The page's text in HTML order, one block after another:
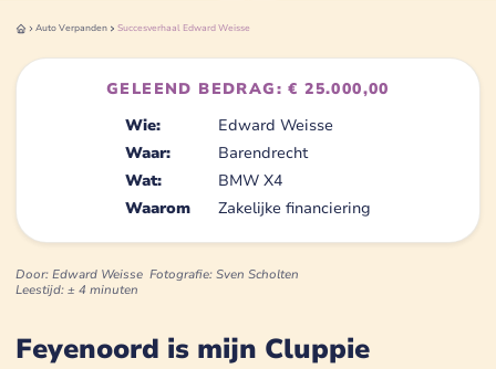
Auto Verpanden Succesverhaal Edward Weisse
GELEEND BEDRAG: € 25.000,00
Wie:
Edward Weisse
Waar:
Barendrecht
Wat:
BMW X4
Waarom
Zakelijke financiering
Door: Edward Weisse Fotografie: Sven Scholten
Leestijd: ± 4 minuten
Feyenoord is mijn Cluppie